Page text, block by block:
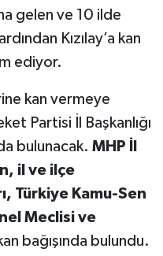
gelen ve 10 ilde
Kızılay’a kan
ediyor.
kan vermeye
Partisi İl Başkanlığı
bulunacak. MHP İl
il ve ilçe
Türkiye Kamu-Sen
Meclisi ve
bağışında bulundu.